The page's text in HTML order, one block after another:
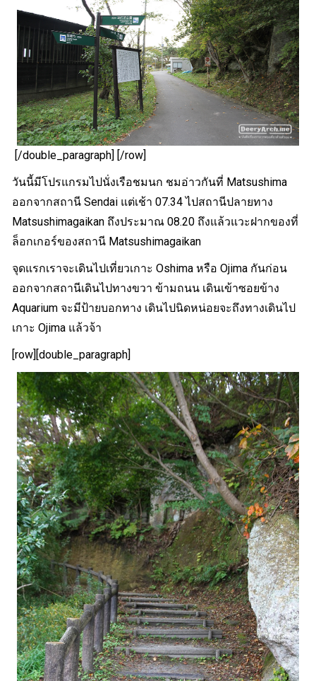
[/double_paragraph] [/row]
วันนี้มีโปรแกรมไปนั่งเรือชมนก ชมอ่าวกันที่ Matsushima
ออกจากสถานี Sendai แต่เช้า 07.34 ไปสถานีปลายทาง
Matsushimagaikan ถึงประมาณ 08.20 ถึงแล้วแวะฝากของที่
ล็อกเกอร์ของสถานี Matsushimagaikan
จุดแรกเราจะเดินไปเที่ยวเกาะ Oshima หรือ Ojima กันก่อน
ออกจากสถานีเดินไปทางขวา ข้ามถนน เดินเข้าซอยข้าง
Aquarium จะมีป้ายบอกทาง เดินไปนิดหน่อยจะถึงทางเดินไป
เกาะ Ojima แล้วจ้า
[row][double_paragraph]